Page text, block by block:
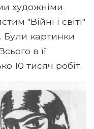
художніми
"Війні і світі"
Були картинки
в її
10 тисяч робіт.